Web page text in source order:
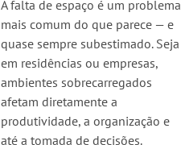
A falta de espaço é um problema
mais comum do que parece — e
quase sempre subestimado. Seja
em residências ou empresas,
ambientes sobrecarregados
afetam diretamente a
produtividade, a organização e
até a tomada de decisões.